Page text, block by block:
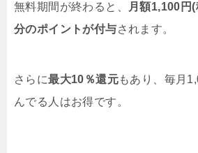
無料期間が終わると、
月額1,100円
分のポイントが付与されます。
さらに最大10％還元もあり、毎月
んでる人はお得です。